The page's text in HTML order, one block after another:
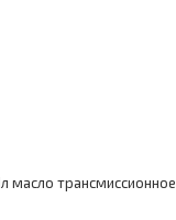
масло трансмиссионное